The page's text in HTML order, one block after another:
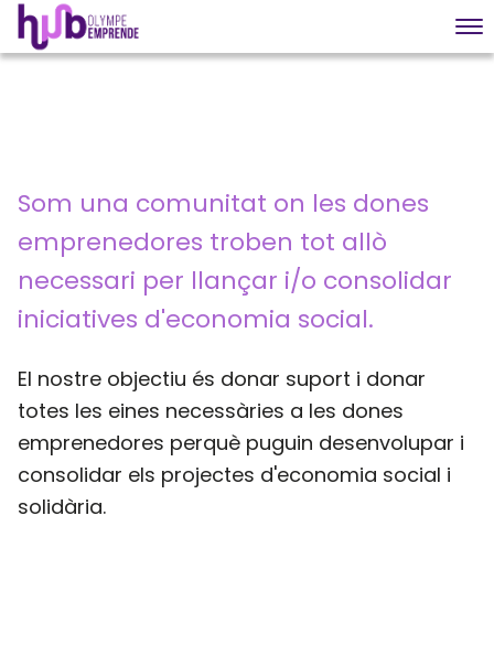
Som una comunitat on les dones
emprenedores troben tot allò
necessari per llançar i/o consolidar
iniciatives d'economia social.
El nostre objectiu és donar suport i donar
totes les eines necessàries a les dones
emprenedores perquè puguin desenvolupar i
consolidar els projectes d'economia social i
solidària.